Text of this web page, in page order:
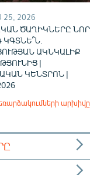
25, 2026
ԾԱՂԻԿՆԵՐԸ ՆՈՐ
ԱԿՆԿԱԼԻՔ
|
ԿԵՆՏՐՈՆ |
արխիվը